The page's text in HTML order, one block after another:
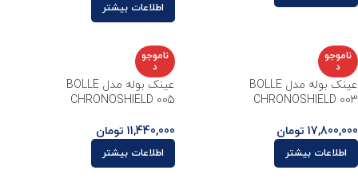
اطلاعات بیشتر
ناموجو
د
عینک بوله مدل BOLLE
CHRONOSHIELD 003
17,800,000 تومان
اطلاعات بیشتر
ناموجو
د
عینک بوله مدل BOLLE
CHRONOSHIELD 005
11,440,000 تومان
اطلاعات بیشتر